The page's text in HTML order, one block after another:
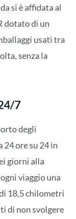
si è affidata al
dotato di un
usati tra
senza la
7
degli
ore su 24 in
giorni alla
viaggio una
18,5 chilometri
di non svolgere